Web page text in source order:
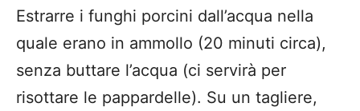
Estrarre i funghi porcini dall’acqua nella
quale erano in ammollo (20 minuti circa),
senza buttare l’acqua (ci servirà per
risottare le pappardelle). Su un tagliere,